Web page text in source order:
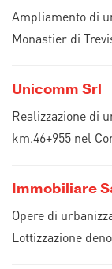
Ampliamento di
Monastier di
Unicomm Srl
Realizzazione di
km.46+955 nel
Immobiliare
Opere di
Lottizzazione